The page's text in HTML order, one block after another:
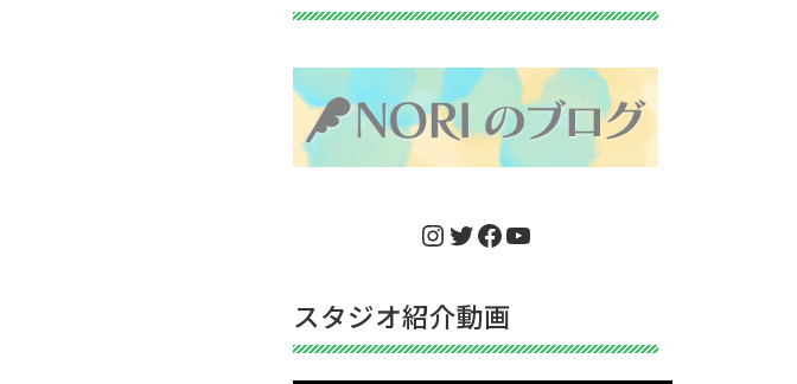
Instagram
Twitter
Facebook
YouTube
スタジオ紹介動画